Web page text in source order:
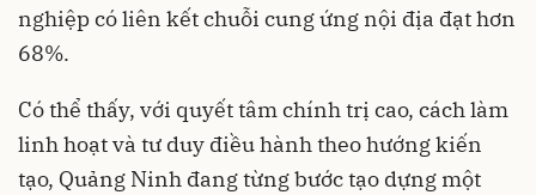
nghiệp có liên kết chuỗi cung ứng nội địa đạt hơn
68%.
Có thể thấy, với quyết tâm chính trị cao, cách làm
linh hoạt và tư duy điều hành theo hướng kiến
tạo, Quảng Ninh đang từng bước tạo dựng một